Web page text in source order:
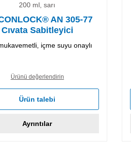
200 ml, sarı
AN 305-77
Cıvata Sabitleyici
içme suyu onaylı
Ürünü değerlendirin
Ürün talebi
Ayrıntılar